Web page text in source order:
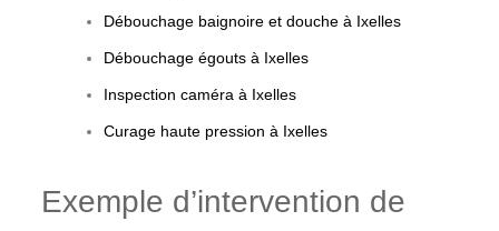
Débouchage baignoire et douche à Ixelles
Débouchage égouts à Ixelles
Inspection caméra à Ixelles
Curage haute pression à Ixelles
Exemple d’intervention de